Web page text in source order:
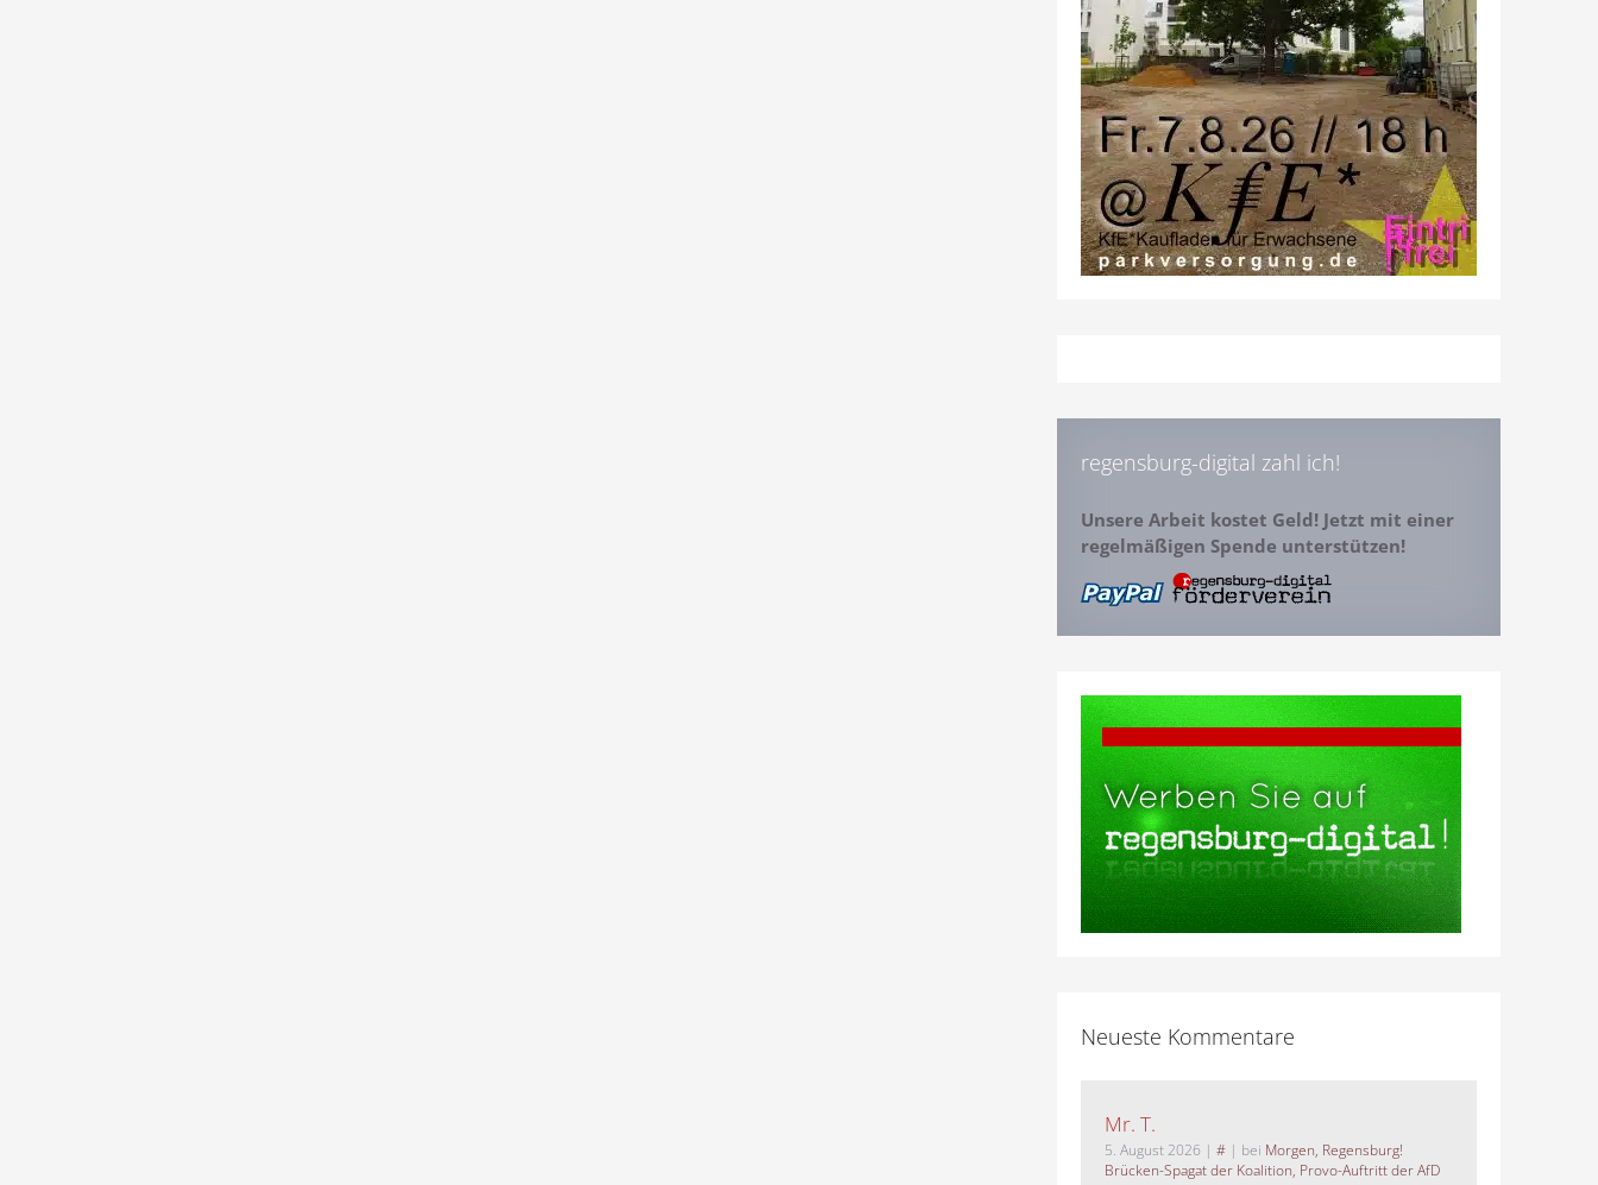
regensburg-digital zahl ich!
Unsere Arbeit kostet Geld! Jetzt mit einer
regelmäßigen Spende unterstützen!
Neueste Kommentare
Mr. T.
5. August 2026 | #| bei Morgen, Regensburg!
Brücken-Spagat der Koalition, Provo-Auftritt der AfD